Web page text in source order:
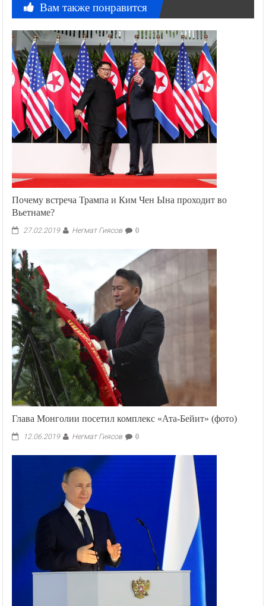
Вам также понравится
Почему встреча Трампа и Ким Чен Ына проходит во
Вьетнаме?
27.02.2019 Негмат Гиясов 0
Глава Монголии посетил комплекс «Ата-Бейит» (фото)
12.06.2019 Негмат Гиясов 0